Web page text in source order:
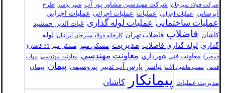
شرکت فولاد سيرجان شرکت مهندسین مشاور پور آب شهر نیاسر
طرح
آبرسانی
عمليات اجرايي عملیات عملیات اجرائی عملیات اجرایی
عملیات ساختمانی عملیات لوله گذاری غیاث الدین جمشید
کاشان
فاضلاب فاضلاب تهران كارخانه فولاد سيرجان ايرانيان
لوله
گذاری لوله گذاری فاضلاب مدیریت مسکن مهر
مسکن مهر 31 کاشان(
قمصر)
معاونت فني شهرداري معاونت مهندسي معاونت مهندسی
مهاب
قدس
نصب ماشین آلات نیاسر پارس‌ آب تدبير پتروشیمی پیمان پیمان
مدیریت عملیات پیمانکار کاشان